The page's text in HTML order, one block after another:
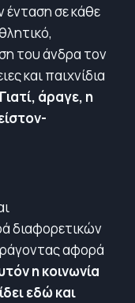
ένταση σε κάθε
του άνδρα τον
και παιχνίδια
Γιατί, άραγε, η
διαφορετικών
αφορά
η κοινωνία
εδώ και